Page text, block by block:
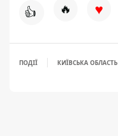
👍 🔥 ♥
ПОДІЇ КИЇВСЬКА ОБЛАСТЬ